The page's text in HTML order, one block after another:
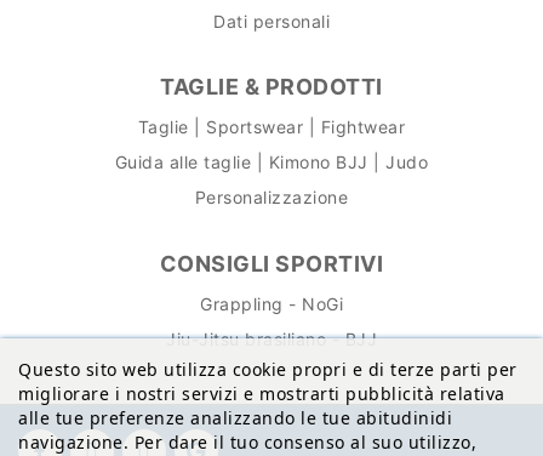
Dati personali
TAGLIE & PRODOTTI
Taglie | Sportswear | Fightwear
Guida alle taglie | Kimono BJJ | Judo
Personalizzazione
CONSIGLI SPORTIVI
Grappling - NoGi
Jiu-Jitsu brasiliano - BJJ
Questo sito web utilizza cookie propri e di terze parti per
migliorare i nostri servizi e mostrarti pubblicità relativa
alle tue preferenze analizzando le tue abitudinidi
navigazione. Per dare il tuo consenso al suo utilizzo,